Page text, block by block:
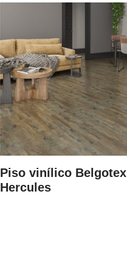
Piso vinílico Belgotex
Hercules